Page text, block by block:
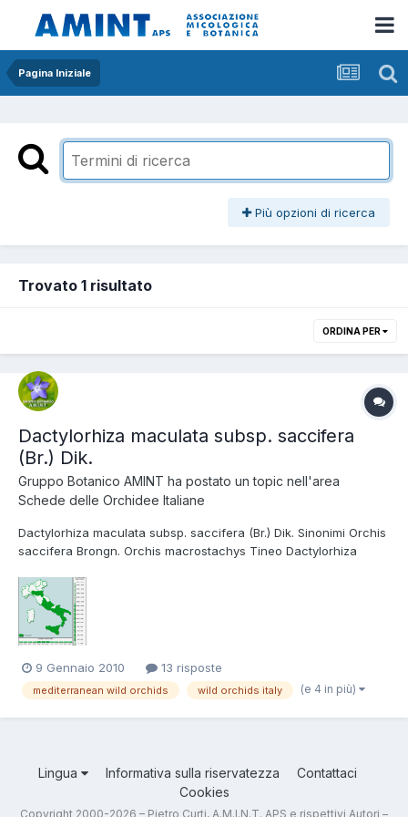
Pagina Iniziale
Più opzioni di ricerca
Trovato 1 risultato
ORDINA PER
Dactylorhiza maculata subsp. saccifera
(Br.) Dik.
Gruppo Botanico AMINT ha postato un topic nell'area
Schede delle Orchidee Italiane
Dactylorhiza maculata subsp. saccifera (Br.) Dik. Sinonimi Orchis
saccifera Brongn. Orchis macrostachys Tineo Dactylorhiza
& Kùnkele Tassonomia Regno: Plantae Divisione: Magnoliophyta
Classe: Liliopsida Ordine: Orchidales Famiglia: Orch...
9 Gennaio 2010 13 risposte
mediterranean wild orchids wild orchids italy (e 4 in più)
Lingua Informativa sulla riservatezza
Contattaci
Cookies
Copyright 2000-2026 – Pietro Curti, A.M.I.N.T. APS e rispettivi Autori –